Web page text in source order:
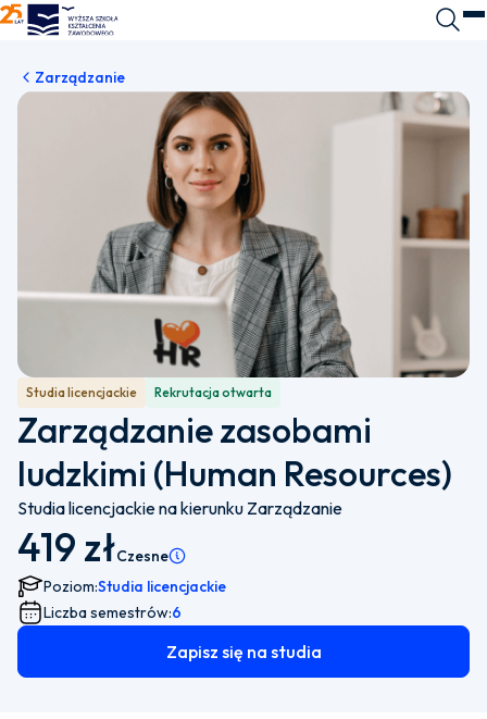
WSKZ - strona główna
Zarządzanie
Studia licencjackie Rekrutacja otwarta
Zarządzanie zasobami
ludzkimi (Human Resources)
Studia licencjackie na kierunku Zarządzanie
419 złCzesnePamiętaj, że istnieje możliwość wyboru płatności
Poziom:Studia licencjackie
Liczba semestrów:6
Zapisz się na studia